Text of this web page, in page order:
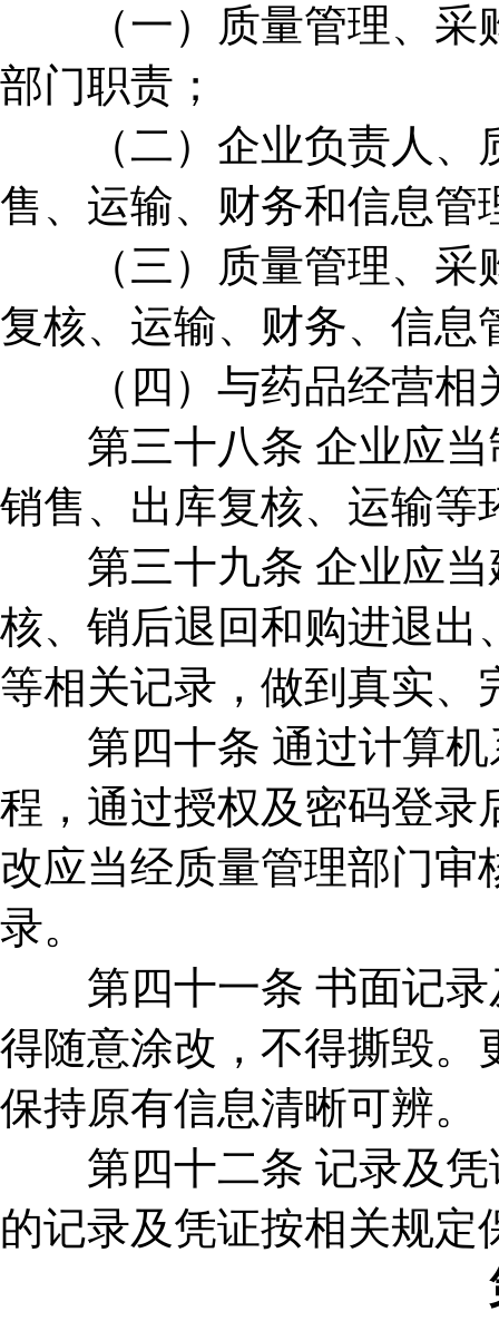
（一）质量管理、采
部门职责；
（二）企业负责人、
售、运输、财务和信息管
（三）质量管理、采
复核、运输、财务、信息
（四）与药品经营相
第三十八条 企业应当
销售、出库复核、运输等
第三十九条 企业应当
核、销后退回和购进退出
等相关记录，做到真实、
第四十条 通过计算机
程，通过授权及密码登录
改应当经质量管理部门审
录。
第四十一条 书面记录
得随意涂改，不得撕毁。
保持原有信息清晰可辨。
第四十二条 记录及凭
的记录及凭证按相关规定